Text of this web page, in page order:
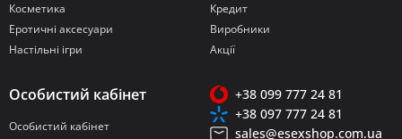
Косметика
Еротичні аксесуари
Настільні ігри
Кредит
Виробники
Акції
Особистий кабінет
Особистий кабінет
+38 099 777 24 81
+38 097 777 24 81
sales@esexshop.com.ua